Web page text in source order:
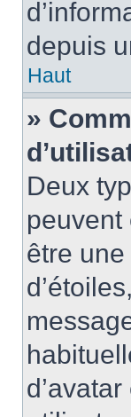
depuis
Haut
»
Deux
peuvent
être